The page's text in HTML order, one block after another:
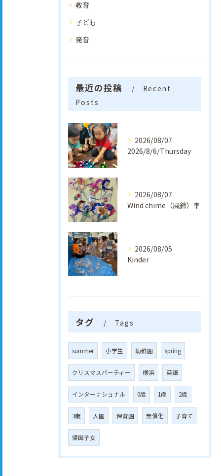
教育
子ども
発音
最近の投稿
Recent
Posts
2026/08/07
2026/8/6/Thursday
2026/08/07
Wind chime（風鈴）🎐
2026/08/05
Kinder
タグ Tags
summer 小学生 幼稚園 spring
クリスマスパーティー 横浜 英語
インターナショナル 0歳 1歳 2歳
3歳 入園 保育園 無償化 子育て
帰国子女